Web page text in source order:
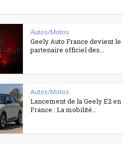
Autos/Motos
Geely Auto France devient le
partenaire officiel des...
Autos/Motos
Lancement de la Geely E2 en
France : La mobilité...